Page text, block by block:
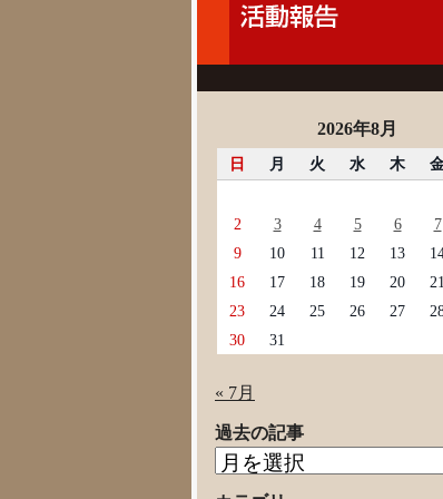
2026年8月
日 月 火 水 木
2
3 4 5 6 7
9
10 11 12 13
16
17 18 19 20 21
23
24 25 26 27
30
31
« 7月
過去の記事
過